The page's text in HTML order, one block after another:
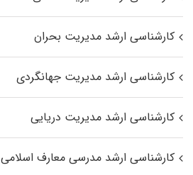
کارشناسی ارشد مدیریت بحران
کارشناسی ارشد مدیریت جهانگردی
کارشناسی ارشد مدیریت دریایی
کارشناسی ارشد مدرسی معارف اسلامی